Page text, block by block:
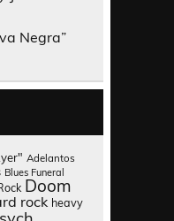
Negra”
Adelantos
Blues Funeral
Doom
rock heavy